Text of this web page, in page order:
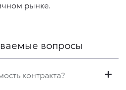
рынке.
вопросы
контракта?